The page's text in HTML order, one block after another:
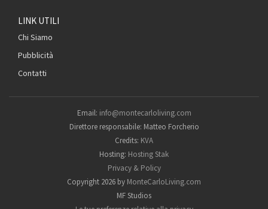
LINK UTILI
Chi Siamo
Pubblicità
Contatti
Email: info@montecarloliving.com
Direttore responsabile: Matteo Forcherio
Credits: KVA
Hosting: Hosting Stak
Privacy & Policy
Copyright 2026 by MonteCarloLiving.com
MF Studios